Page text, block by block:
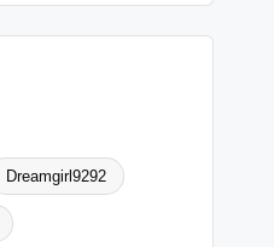
Dreamgirl9292